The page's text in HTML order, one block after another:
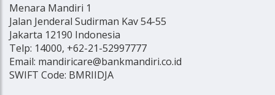
Menara Mandiri 1
Jalan Jenderal Sudirman Kav 54-55
Jakarta 12190 Indonesia
Telp: 14000, +62-21-52997777
Email: mandiricare@bankmandiri.co.id
SWIFT Code: BMRIIDJA